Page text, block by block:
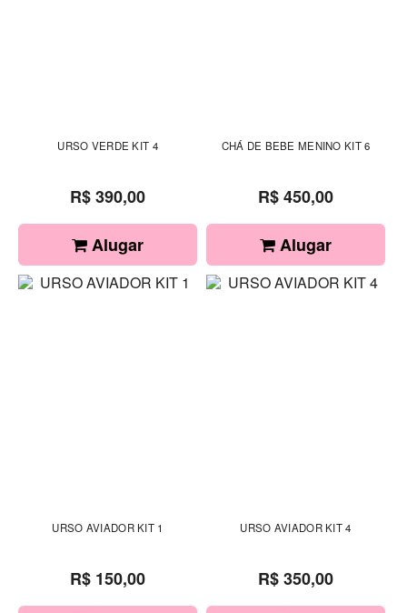
URSO VERDE KIT 4
R$ 390,00
Alugar
CHÁ DE BEBE MENINO KIT 6
R$ 450,00
Alugar
URSO AVIADOR KIT 1
R$ 150,00
URSO AVIADOR KIT 4
R$ 350,00